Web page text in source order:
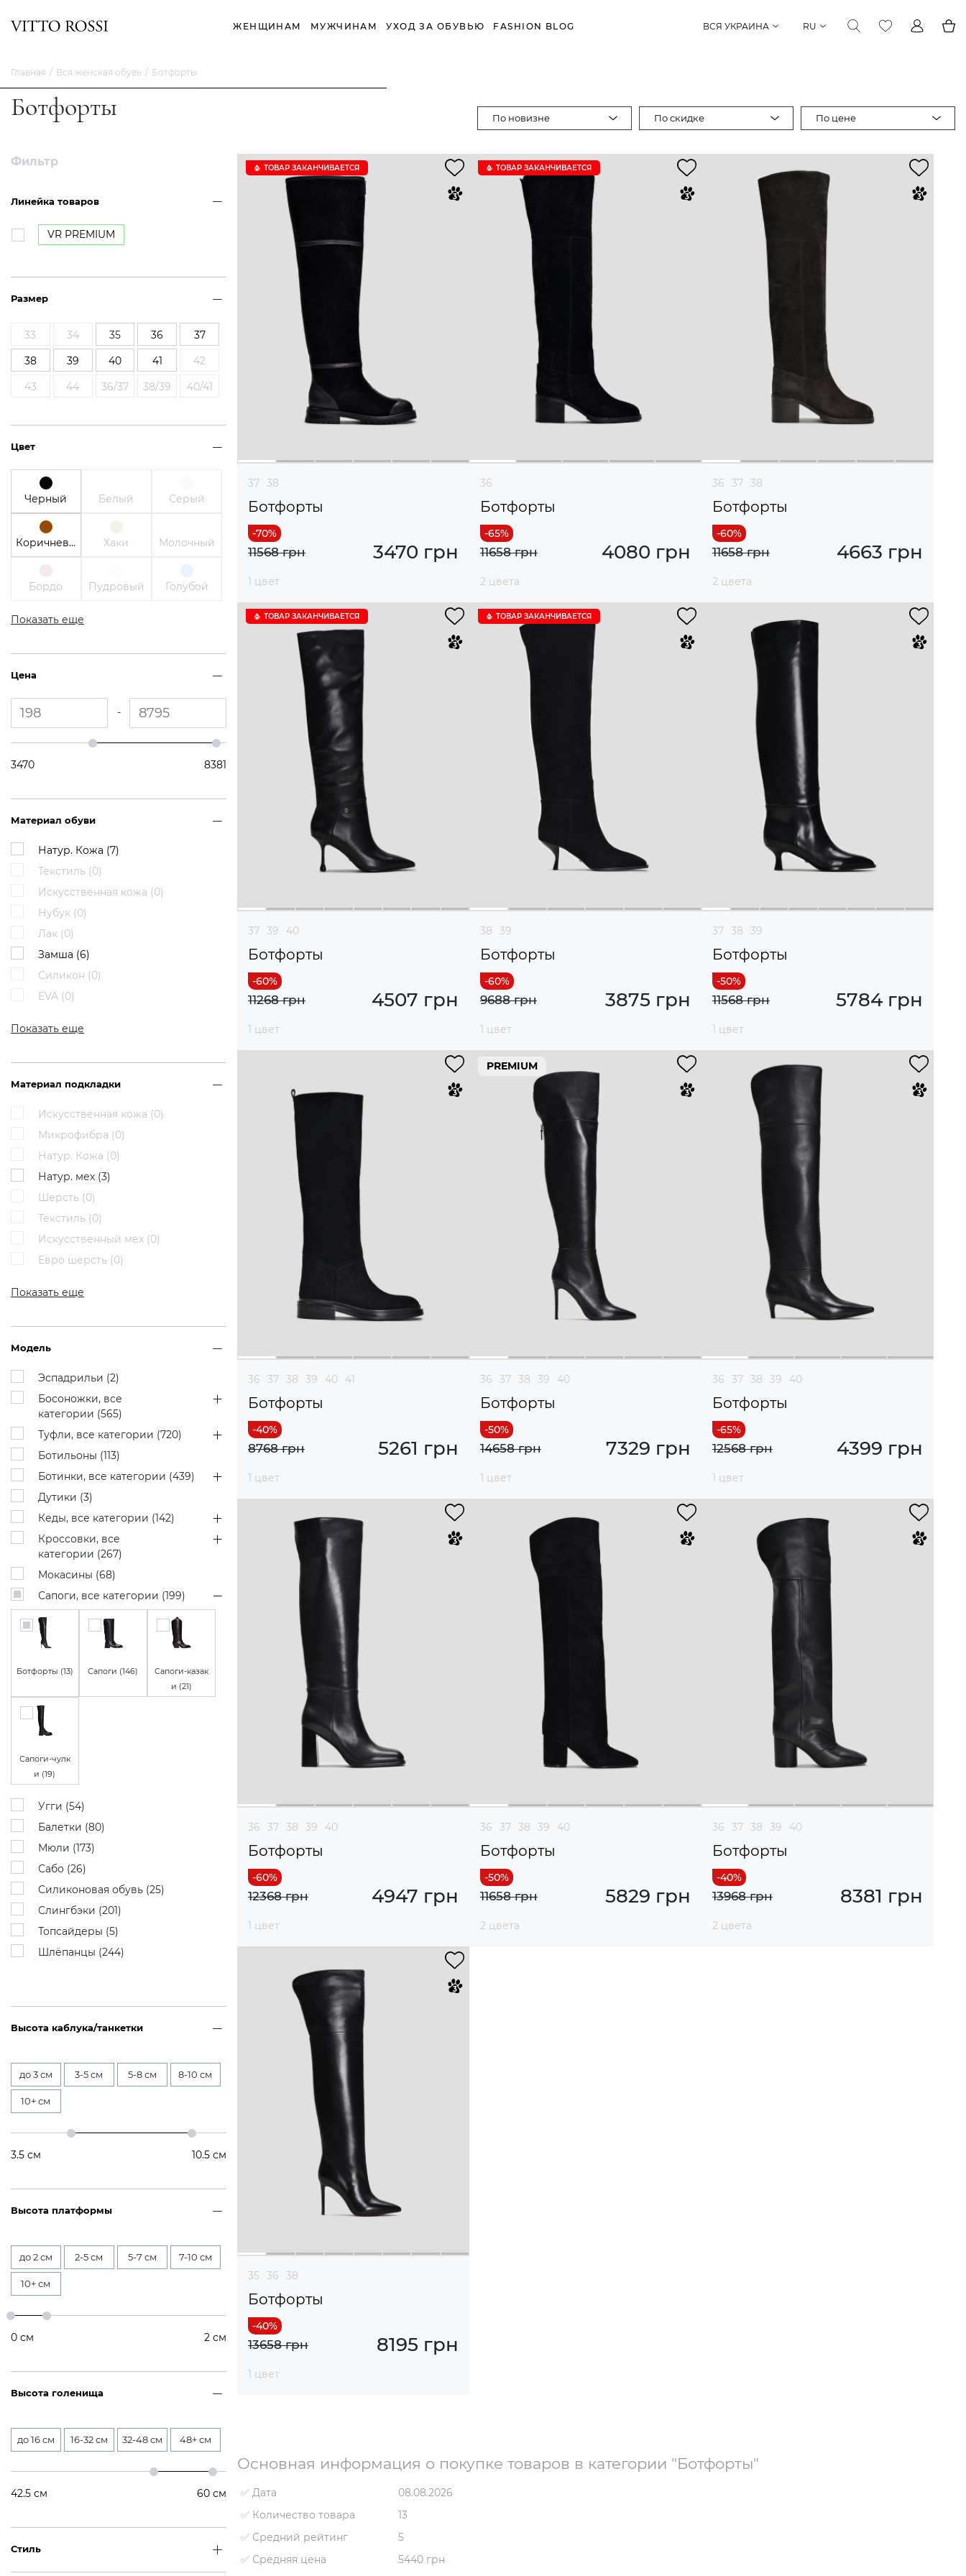
ЖЕНЩИНАМ МУЖЧИНАМ УХОД ЗА ОБУВЬЮ FASHION BLOG ВСЯ УКРАИНА RU
Главная Вся женская обувь Ботфорты
Ботфорты По новизне По скидке По цене
Фильтр
Линейка товаров
VR PREMIUM
Размер
33 34 35 36
37
38
39 40 41
42
43
44 36/37 38/39 40/41
Цвет
Черный Белый Серый
Коричневый Хаки Молочный
Бордо Пудровый Голубой
Показать еще
Цена
-
3470 8381
Материал обуви
Натур. Кожа (7)
Текстиль (0)
Искусственная кожа (0)
Нубук (0)
Лак (0)
Замша (6)
Силикон (0)
EVA (0)
Показать еще
Материал подкладки
Искусственная кожа (0)
Микрофибра (0)
Натур. Кожа (0)
Натур. мех (3)
Шерсть (0)
Текстиль (0)
Искусственный мех (0)
Евро шерсть (0)
Показать еще
Модель
Эспадрильи (2)
Босоножки, все
категории (565)
Туфли, все категории (720)
Ботильоны (113)
Ботинки, все категории (439)
Дутики (3)
Кеды, все категории (142)
Кроссовки, все
категории (267)
Мокасины (68)
Сапоги, все категории (199)
Ботфорты (13) Сапоги (146)
Сапоги-казак
и (21)
Сапоги-чулк
и (19)
Угги (54)
Балетки (80)
Мюли (173)
Сабо (26)
Силиконовая обувь (25)
Слингбэки (201)
Топсайдеры (5)
Шлёпанцы (244)
Высота каблука/танкетки
до 3 см 3-5 см 5-8 см 8-10 см
10+ см
3.5 см 10.5 см
Высота платформы
до 2 см 2-5 см 5-7 см 7-10 см
10+ см
0 см 2 см
Высота голенища
до 16 см 16-32 см 32-48 см 48+ см
42.5 см 60 см
Стиль
ТОВАР ЗАКАНЧИВАЕТСЯ
37 38
Ботфорты
3470 грн
11568 грн
1 цвет
ТОВАР ЗАКАНЧИВАЕТСЯ
36
Ботфорты
4080 грн
11658 грн
2 цвета
36 37 38
Ботфорты
4663 грн
11658 грн
2 цвета
ТОВАР ЗАКАНЧИВАЕТСЯ
37 39 40
Ботфорты
4507 грн
11268 грн
1 цвет
ТОВАР ЗАКАНЧИВАЕТСЯ
38 39
Ботфорты
3875 грн
9688 грн
1 цвет
37 38 39
Ботфорты
5784 грн
11568 грн
1 цвет
36 37 38 39 40 41
Ботфорты
5261 грн
8768 грн
1 цвет
PREMIUM
36 37 38 39 40
Ботфорты
7329 грн
14658 грн
1 цвет
36 37 38 39 40
Ботфорты
4399 грн
12568 грн
1 цвет
36 37 38 39 40
Ботфорты
4947 грн
12368 грн
1 цвет
36 37 38 39 40
Ботфорты
5829 грн
11658 грн
2 цвета
36 37 38 39 40
Ботфорты
8381 грн
13968 грн
2 цвета
35 36 38
Ботфорты
8195 грн
13658 грн
1 цвет
Основная информация о покупке товаров в категории "Ботфорты"
✅ Дата
08.08.2026
✅ Количество товара
13
✅ Средний рейтинг
5
✅ Средняя цена
5440 грн